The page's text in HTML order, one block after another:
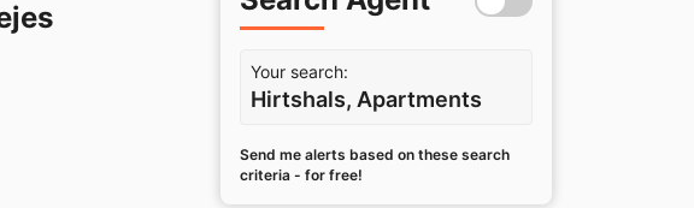
Your search:
Hirtshals, Apartments
Send me alerts based on these search
criteria - for free!